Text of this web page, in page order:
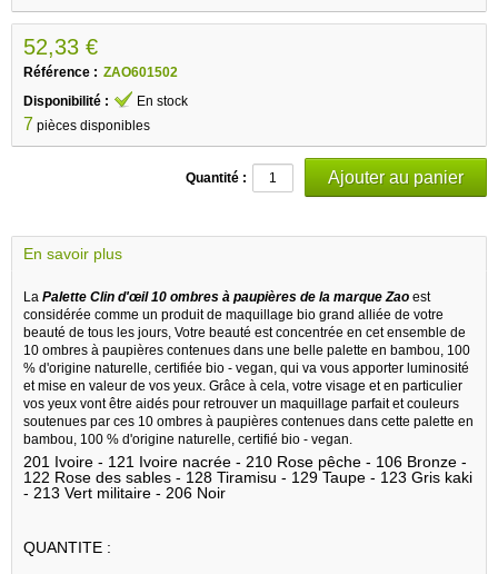
52,33 €
Référence : ZAO601502
Disponibilité :
En stock
7 pièces disponibles
Quantité :
En savoir plus
La Palette Clin d'œil 10 ombres à paupières de la marque Zao est
considérée comme un produit de maquillage bio grand alliée de votre
beauté de tous les jours, Votre beauté est concentrée en cet ensemble de
10 ombres à paupières contenues dans une belle palette en bambou, 100
% d'origine naturelle, certifiée bio - vegan, qui va vous apporter luminosité
et mise en valeur de vos yeux. Grâce à cela, votre visage et en particulier
vos yeux vont être aidés pour retrouver un maquillage parfait et couleurs
soutenues par ces 10 ombres à paupières contenues dans cette palette en
bambou, 100 % d'origine naturelle, certifié bio - vegan.
201 Ivoire - 121 Ivoire nacrée - 210 Rose pêche - 106 Bronze -
122 Rose des sables - 128 Tiramisu - 129 Taupe - 123 Gris kaki
- 213 Vert militaire - 206 Noir
QUANTITE :